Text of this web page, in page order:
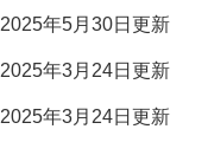
2025年5月30日更新
2025年3月24日更新
2025年3月24日更新